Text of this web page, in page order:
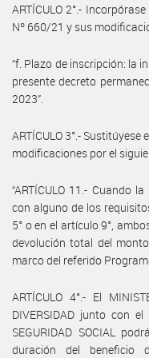
ARTÍCULO 2°.-
Nº 660/21 y sus
“f. Plazo de inscripción: la
presente decreto
2023”.
ARTÍCULO 3°.-
modificaciones por el
“ARTÍCULO 11.- Cuando
con alguno de los
5° o en el artículo 9°,
devolución total del
marco del referido
ARTÍCULO 4°.- El
DIVERSIDAD junto con el
SEGURIDAD SOCIAL
duración del beneficio